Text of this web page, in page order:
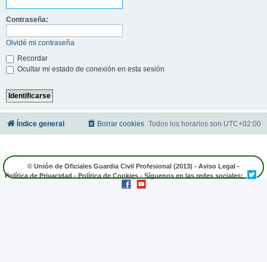
Contraseña:
Olvidé mi contraseña
Recordar
Ocultar mi estado de conexión en esta sesión
Índice general Todos los horarios son UTC+02:00
Borrar cookies
© Unión de Oficiales Guardia Civil Profesional (2013) - Aviso Legal -
Política de Privacidad - Política de Cookies - Síguenos en las redes sociales: